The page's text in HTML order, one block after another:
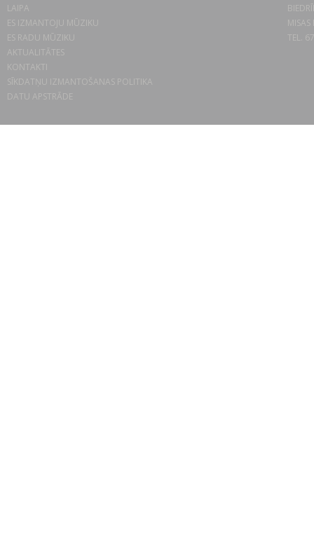
LAIPA
ES IZMANTOJU MŪZIKU
ES RADU MŪZIKU
AKTUALITĀTES
KONTAKTI
SĪKDATŅU IZMANTOŠANAS POLITIKA
DATU APSTRĀDE
TEL.